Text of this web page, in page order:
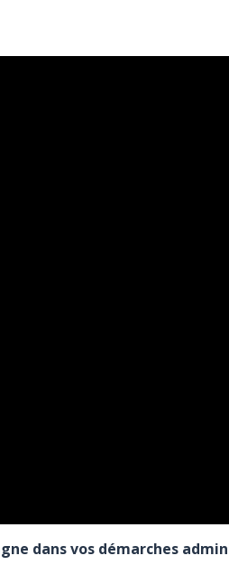
dans vos démarches